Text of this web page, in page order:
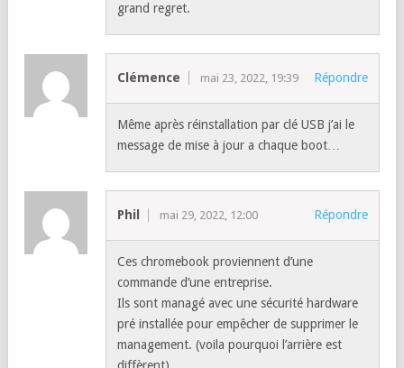
grand regret.
Clémence mai 23, 2022, 19:39 Répondre
Même après réinstallation par clé USB j’ai le
message de mise à jour a chaque boot…
Phil mai 29, 2022, 12:00 Répondre
Ces chromebook proviennent d’une
commande d’une entreprise.
Ils sont managé avec une sécurité hardware
pré installée pour empêcher de supprimer le
management. (voila pourquoi l’arrière est